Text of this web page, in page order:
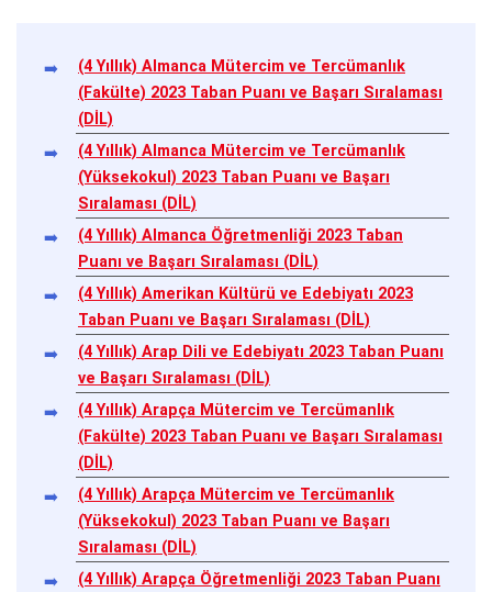
(4 Yıllık) Almanca Mütercim ve Tercümanlık
(Fakülte) 2023 Taban Puanı ve Başarı Sıralaması
(DİL)
(4 Yıllık) Almanca Mütercim ve Tercümanlık
(Yüksekokul) 2023 Taban Puanı ve Başarı
Sıralaması (DİL)
(4 Yıllık) Almanca Öğretmenliği 2023 Taban
Puanı ve Başarı Sıralaması (DİL)
(4 Yıllık) Amerikan Kültürü ve Edebiyatı 2023
Taban Puanı ve Başarı Sıralaması (DİL)
(4 Yıllık) Arap Dili ve Edebiyatı 2023 Taban Puanı
ve Başarı Sıralaması (DİL)
(4 Yıllık) Arapça Mütercim ve Tercümanlık
(Fakülte) 2023 Taban Puanı ve Başarı Sıralaması
(DİL)
(4 Yıllık) Arapça Mütercim ve Tercümanlık
(Yüksekokul) 2023 Taban Puanı ve Başarı
Sıralaması (DİL)
(4 Yıllık) Arapça Öğretmenliği 2023 Taban Puanı